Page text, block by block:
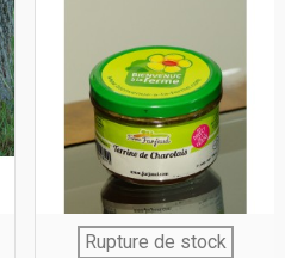
Rupture de stock